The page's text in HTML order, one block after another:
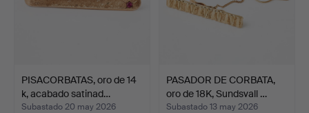
PISACORBATAS, oro de 14
k, acabado satinad…
Subastado 20 may 2026
PASADOR DE CORBATA,
oro de 18K, Sundsvall …
Subastado 13 may 2026